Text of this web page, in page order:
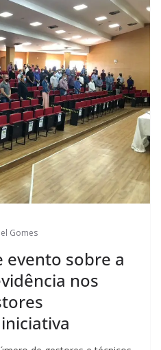
Gomes
evento sobre a
nos